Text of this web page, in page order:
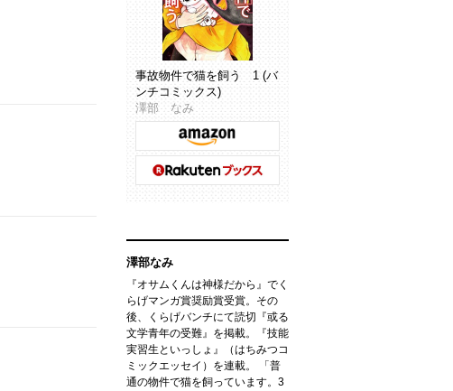
事故物件で猫を飼う 1 (バ
ンチコミックス)
澤部 なみ
澤部なみ
『オサムくんは神様だから』でく
らげマンガ賞奨励賞受賞。その
後、くらげバンチにて読切『或る
文学青年の受難』を掲載。『技能
実習生といっしょ』（はちみつコ
ミックエッセイ）を連載。 「普
通の物件で猫を飼っています。3